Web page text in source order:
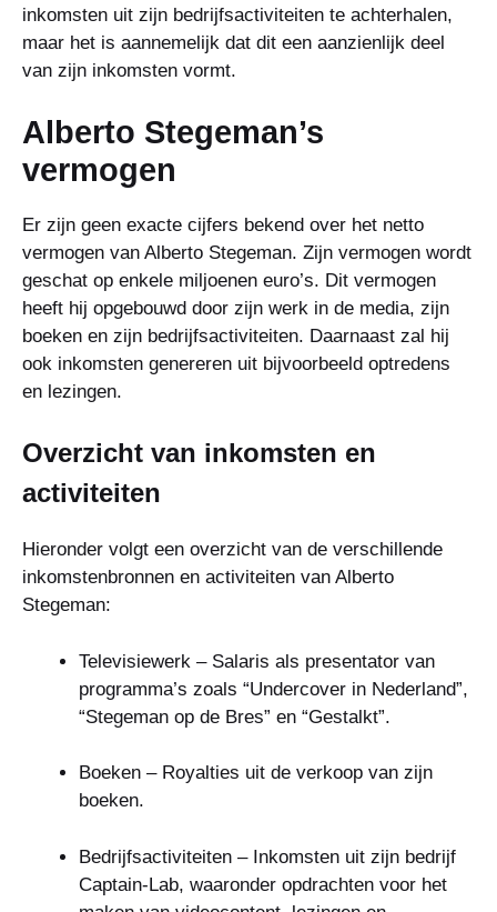
inkomsten uit zijn bedrijfsactiviteiten te achterhalen,
maar het is aannemelijk dat dit een aanzienlijk deel
van zijn inkomsten vormt.
Alberto Stegeman’s
vermogen
Er zijn geen exacte cijfers bekend over het netto
vermogen van Alberto Stegeman. Zijn vermogen wordt
geschat op enkele miljoenen euro’s. Dit vermogen
heeft hij opgebouwd door zijn werk in de media, zijn
boeken en zijn bedrijfsactiviteiten. Daarnaast zal hij
ook inkomsten genereren uit bijvoorbeeld optredens
en lezingen.
Overzicht van inkomsten en
activiteiten
Hieronder volgt een overzicht van de verschillende
inkomstenbronnen en activiteiten van Alberto
Stegeman:
Televisiewerk – Salaris als presentator van
programma’s zoals “Undercover in Nederland”,
“Stegeman op de Bres” en “Gestalkt”.
Boeken – Royalties uit de verkoop van zijn
boeken.
Bedrijfsactiviteiten – Inkomsten uit zijn bedrijf
Captain-Lab, waaronder opdrachten voor het